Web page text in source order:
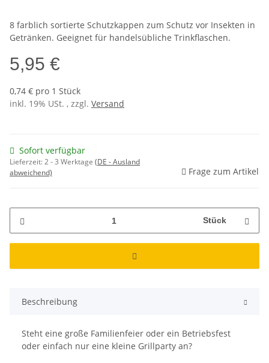
8 farblich sortierte Schutzkappen zum Schutz vor Insekten in
Getränken. Geeignet für handelsübliche Trinkflaschen.
5,95 €
0,74 € pro 1 Stück
inkl. 19% USt. , zzgl. Versand
Sofort verfügbar
Lieferzeit:2 - 3 Werktage (DE - Ausland
abweichend)
Frage zum Artikel
Stück
Beschreibung
Steht eine große Familienfeier oder ein Betriebsfest
oder einfach nur eine kleine Grillparty an?